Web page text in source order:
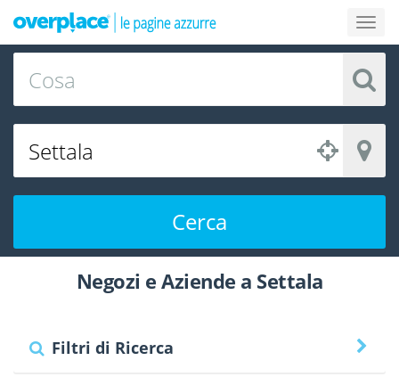
Cerca
Negozi e Aziende a Settala
Filtri di Ricerca